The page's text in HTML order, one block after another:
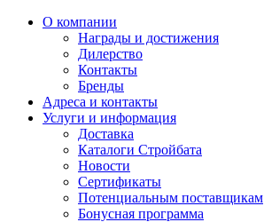
О компании
Награды и достижения
Дилерство
Контакты
Бренды
Адреса и контакты
Услуги и информация
Доставка
Каталоги Стройбата
Новости
Сертификаты
Потенциальным поставщикам
Бонусная программа